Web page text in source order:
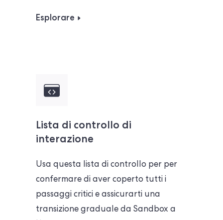
Esplorare
Lista di controllo di
interazione
Usa questa lista di controllo per per
confermare di aver coperto tutti i
passaggi critici e assicurarti una
transizione graduale da Sandbox a